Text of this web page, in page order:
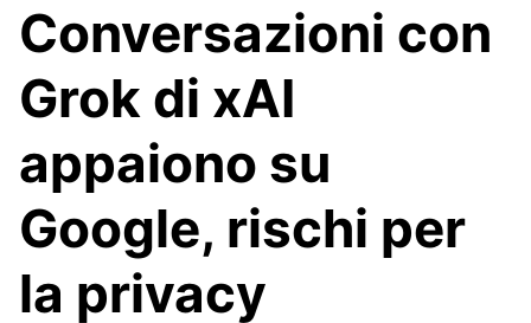
Conversazioni con
Grok di xAI
appaiono su
Google, rischi per
la privacy